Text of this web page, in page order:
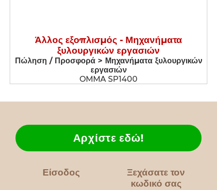
Άλλος εξοπλισμός - Μηχανήματα
ξυλουργικών εργασιών
Πώληση / Προσφορά > Μηχανήματα ξυλουργικών
εργασιών
OMMA SP1400
Είσοδος
Ξεχάσατε τον
κωδικό σας
Αρχίστε εδώ!